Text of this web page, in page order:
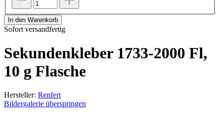
In den Warenkorb
Sofort versandfertig
Sekundenkleber 1733-2000 Fl,
10 g Flasche
Hersteller: Renfert
Bildergalerie überspringen